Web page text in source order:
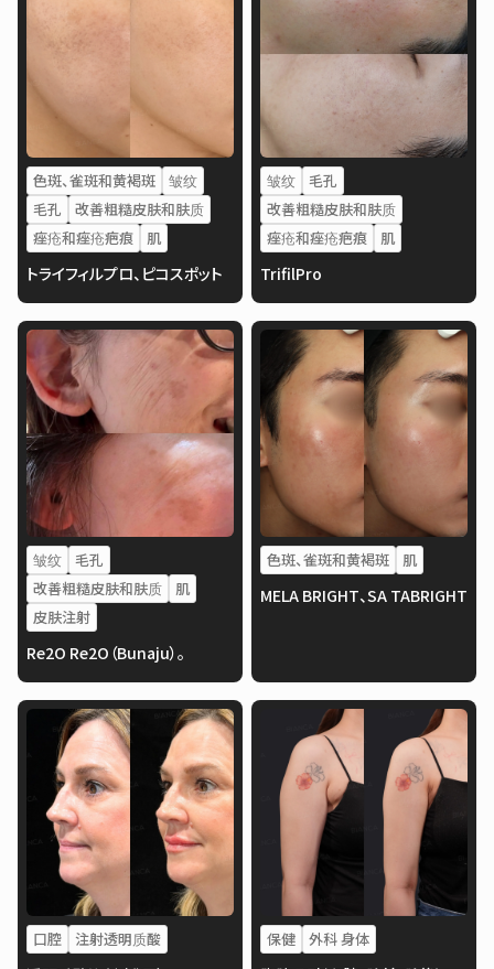
色斑、雀斑和黄褐斑
皱纹
毛孔
改善粗糙皮肤和肤质
痤疮和痤疮疤痕
肌
トライフィルプロ、ピコスポット
皱纹
毛孔
改善粗糙皮肤和肤质
痤疮和痤疮疤痕
肌
TrifilPro
皱纹
毛孔
改善粗糙皮肤和肤质
肌
皮肤注射
Re2O Re2O（Bunaju）。
色斑、雀斑和黄褐斑 肌
MELA BRIGHT、SA TABRIGHT
口腔 注射透明质酸 保健 外科 身体